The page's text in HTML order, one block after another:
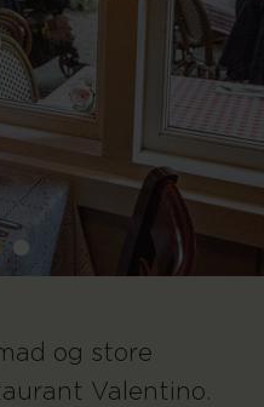
og store
Valentino.